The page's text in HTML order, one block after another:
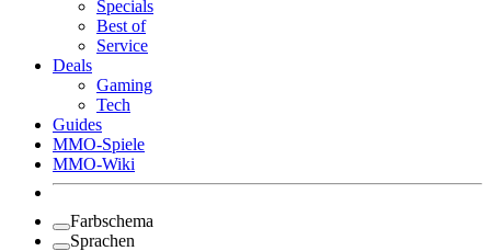
Specials
Best of
Service
Deals
Gaming
Tech
Guides
MMO-Spiele
MMO-Wiki
Farbschema
Sprachen